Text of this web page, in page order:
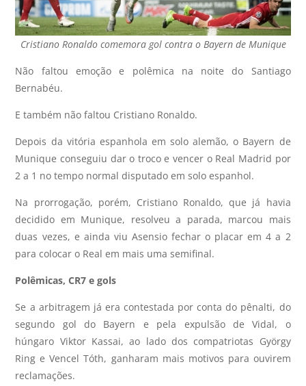
Cristiano Ronaldo comemora gol contra o Bayern de Munique
Não faltou emoção e polêmica na noite do Santiago
Bernabéu.
E também não faltou Cristiano Ronaldo.
Depois da vitória espanhola em solo alemão, o Bayern de
Munique conseguiu dar o troco e vencer o Real Madrid por
2 a 1 no tempo normal disputado em solo espanhol.
Na prorrogação, porém, Cristiano Ronaldo, que já havia
decidido em Munique, resolveu a parada, marcou mais
duas vezes, e ainda viu Asensio fechar o placar em 4 a 2
para colocar o Real em mais uma semifinal.
Polêmicas, CR7 e gols
Se a arbitragem já era contestada por conta do pênalti, do
segundo gol do Bayern e pela expulsão de Vidal, o
húngaro Viktor Kassai, ao lado dos compatriotas György
Ring e Vencel Tóth, ganharam mais motivos para ouvirem
reclamações.